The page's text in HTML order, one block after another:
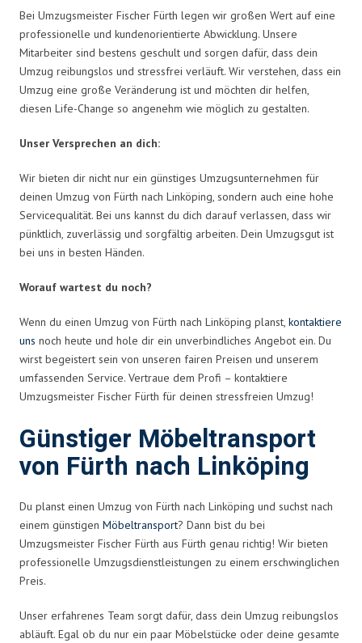
Bei Umzugsmeister Fischer Fürth legen wir großen Wert auf eine
professionelle und kundenorientierte Abwicklung. Unsere
Mitarbeiter sind bestens geschult und sorgen dafür, dass dein
Umzug reibungslos und stressfrei verläuft. Wir verstehen, dass ein
Umzug eine große Veränderung ist und möchten dir helfen,
diesen Life-Change so angenehm wie möglich zu gestalten.
Unser Versprechen an dich:
Wir bieten dir nicht nur ein günstiges Umzugsunternehmen für
deinen Umzug von Fürth nach Linköping, sondern auch eine hohe
Servicequalität. Bei uns kannst du dich darauf verlassen, dass wir
pünktlich, zuverlässig und sorgfältig arbeiten. Dein Umzugsgut ist
bei uns in besten Händen.
Worauf wartest du noch?
Wenn du einen Umzug von Fürth nach Linköping planst, kontaktiere
uns noch heute und hole dir ein unverbindliches Angebot ein. Du
wirst begeistert sein von unseren fairen Preisen und unserem
umfassenden Service. Vertraue dem Profi – kontaktiere
Umzugsmeister Fischer Fürth für deinen stressfreien Umzug!
Günstiger Möbeltransport
von Fürth nach Linköping
Du planst einen Umzug von Fürth nach Linköping und suchst nach
einem günstigen Möbeltransport? Dann bist du bei
Umzugsmeister Fischer Fürth aus Fürth genau richtig! Wir bieten
professionelle Umzugsdienstleistungen zu einem erschwinglichen
Preis.
Unser erfahrenes Team sorgt dafür, dass dein Umzug reibungslos
abläuft. Egal ob du nur ein paar Möbelstücke oder deine gesamte